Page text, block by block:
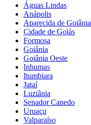
Águas Lindas
Anápolis
Aparecida de Goiânia
Cidade de Goiás
Formosa
Goiânia
Goiânia Oeste
Inhumas
Itumbiara
Jataí
Luziânia
Senador Canedo
Uruaçu
Valparaíso